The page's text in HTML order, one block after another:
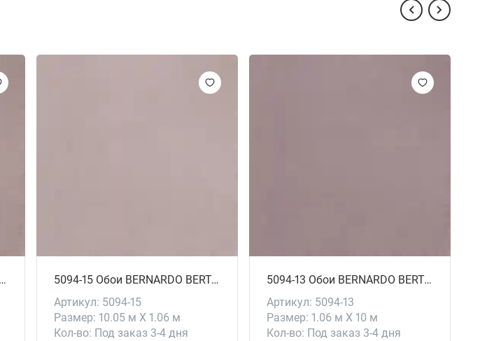
BERTALUCCI # Bigi Plus
5094-15 Обои BERNARDO BERTALUCCI # Bigi Plus
Артикул: 5094-15
Размер: 10.05 м X 1.06 м
Кол-во: Под заказ 3-4 дня
5094-13 Обои BERNARDO BERTALUCCI # Bigi Plus
Артикул: 5094-13
Размер: 1.06 м X 10 м
Кол-во: Под заказ 3-4 дня